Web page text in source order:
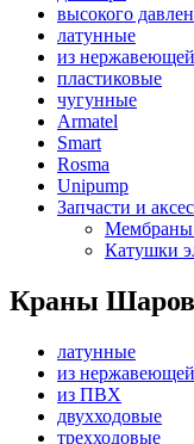
высокого
латунные
из
пластиковые
чугунные
Armatel
Smart
Rosma
Unipump
Запчасти и
Мембраны
Катушки
Краны
латунные
из
из ПВХ
двухходовые
трехходовые